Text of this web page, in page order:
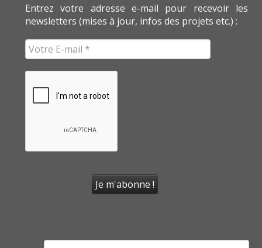
Entrez votre adresse e-mail pour recevoir les
newsletters (mises à jour, infos des projets etc.) :